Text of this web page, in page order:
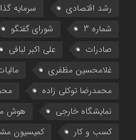
رشد اقتصادی
سرمایه
شماره 3
شورای گفتگو
صادرات
علی اکبر لبافی
غلامحسین مظفری
محمدرضا توکلی زاده
نمایشگاه خارجی
هوش
کسب و کار
کمیسیون